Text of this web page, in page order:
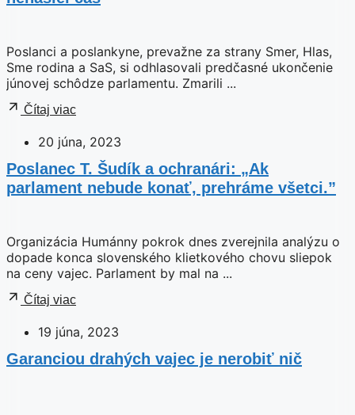
Poslanci a poslankyne, prevažne za strany Smer, Hlas,
Sme rodina a SaS, si odhlasovali predčasné ukončenie
júnovej schôdze parlamentu. Zmarili ...
Čítaj viac
20 júna, 2023
Poslanec T. Šudík a ochranári: „Ak
parlament nebude konať, prehráme všetci.”
Organizácia Humánny pokrok dnes zverejnila analýzu o
dopade konca slovenského klietkového chovu sliepok
na ceny vajec. Parlament by mal na ...
Čítaj viac
19 júna, 2023
Garanciou drahých vajec je nerobiť nič